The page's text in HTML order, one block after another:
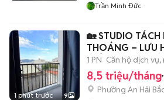
Trần Minh Đức
1 phút trước 9
🏡 STUDIO TÁCH
THOÁNG – LƯU
TRÀ
1 PN Căn hộ dịch vụ,
8,5 triệu/tháng
Phường An Hải